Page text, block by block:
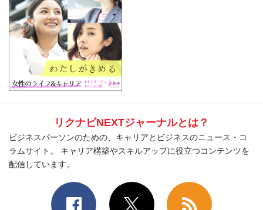
リクナビNEXTジャーナルとは？
ビジネスパーソンのための、キャリアとビジネスのニュース・コ
ラムサイト。 キャリア構築やスキルアップに役立つコンテンツを
配信しています。